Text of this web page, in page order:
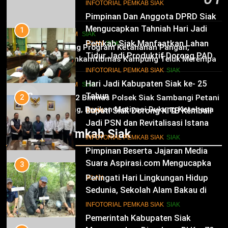
Pimpinan Dan Anggota DPRD Siak
Mengucapkan Tahniah Hari Jadi
Kabupaten Siak Ke-25 Tahun
IKLAN SIAK
11
Hari Jadi Kabupaten Siak ke- 25
Tahun
IKLAN
12
Pimpinan Beserta Jajaran Media
Suara Aspirasi.com Mengucapkan
Selamat HUT RI Ke-79
IKLAN
13
Pemerintah Kabupaten Siak
02
HUKRIM SIAK
Dukung Program Ketahanan Pangan,
Bhabinkamtibmas Kampung Teluk Merempan
Tinjau Tanaman Jagung Waga
03
HUKRIM SIAK
Panit 2 Binmas Polsek Siak Sambangi Petani
Jagung, Berikan Motivasi Dukung Ketahanan
Pangan Nasional
Infotorial Pemkab Siak
INFOTORIAL PEMKAB SIAK
1
Pemkab Siak Manfaatkan Lahan
Tidur Jadi Produktif Dorong PAD
dan Kesejahteraan Warga
INFOTORIAL PEMKAB SIAK SIAK
2
Bupati Siak Dorong KITB Kembali
Jadi PSN dan Revitalisasi Istana
Kesultanan Siak
INFOTORIAL PEMKAB SIAK SIAK
3
Peringati Hari Lingkungan Hidup
Sedunia, Sekolah Alam Bakau di
Siak Cetak Generasi Penjaga
Pesisir
INFOTORIAL PEMKAB SIAK SIAK